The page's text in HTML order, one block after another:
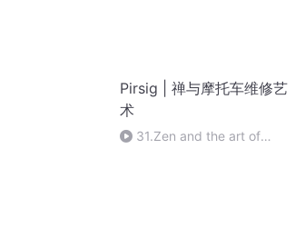
Pirsig | 禅与摩托车维修艺
术
31.Zen and the art of